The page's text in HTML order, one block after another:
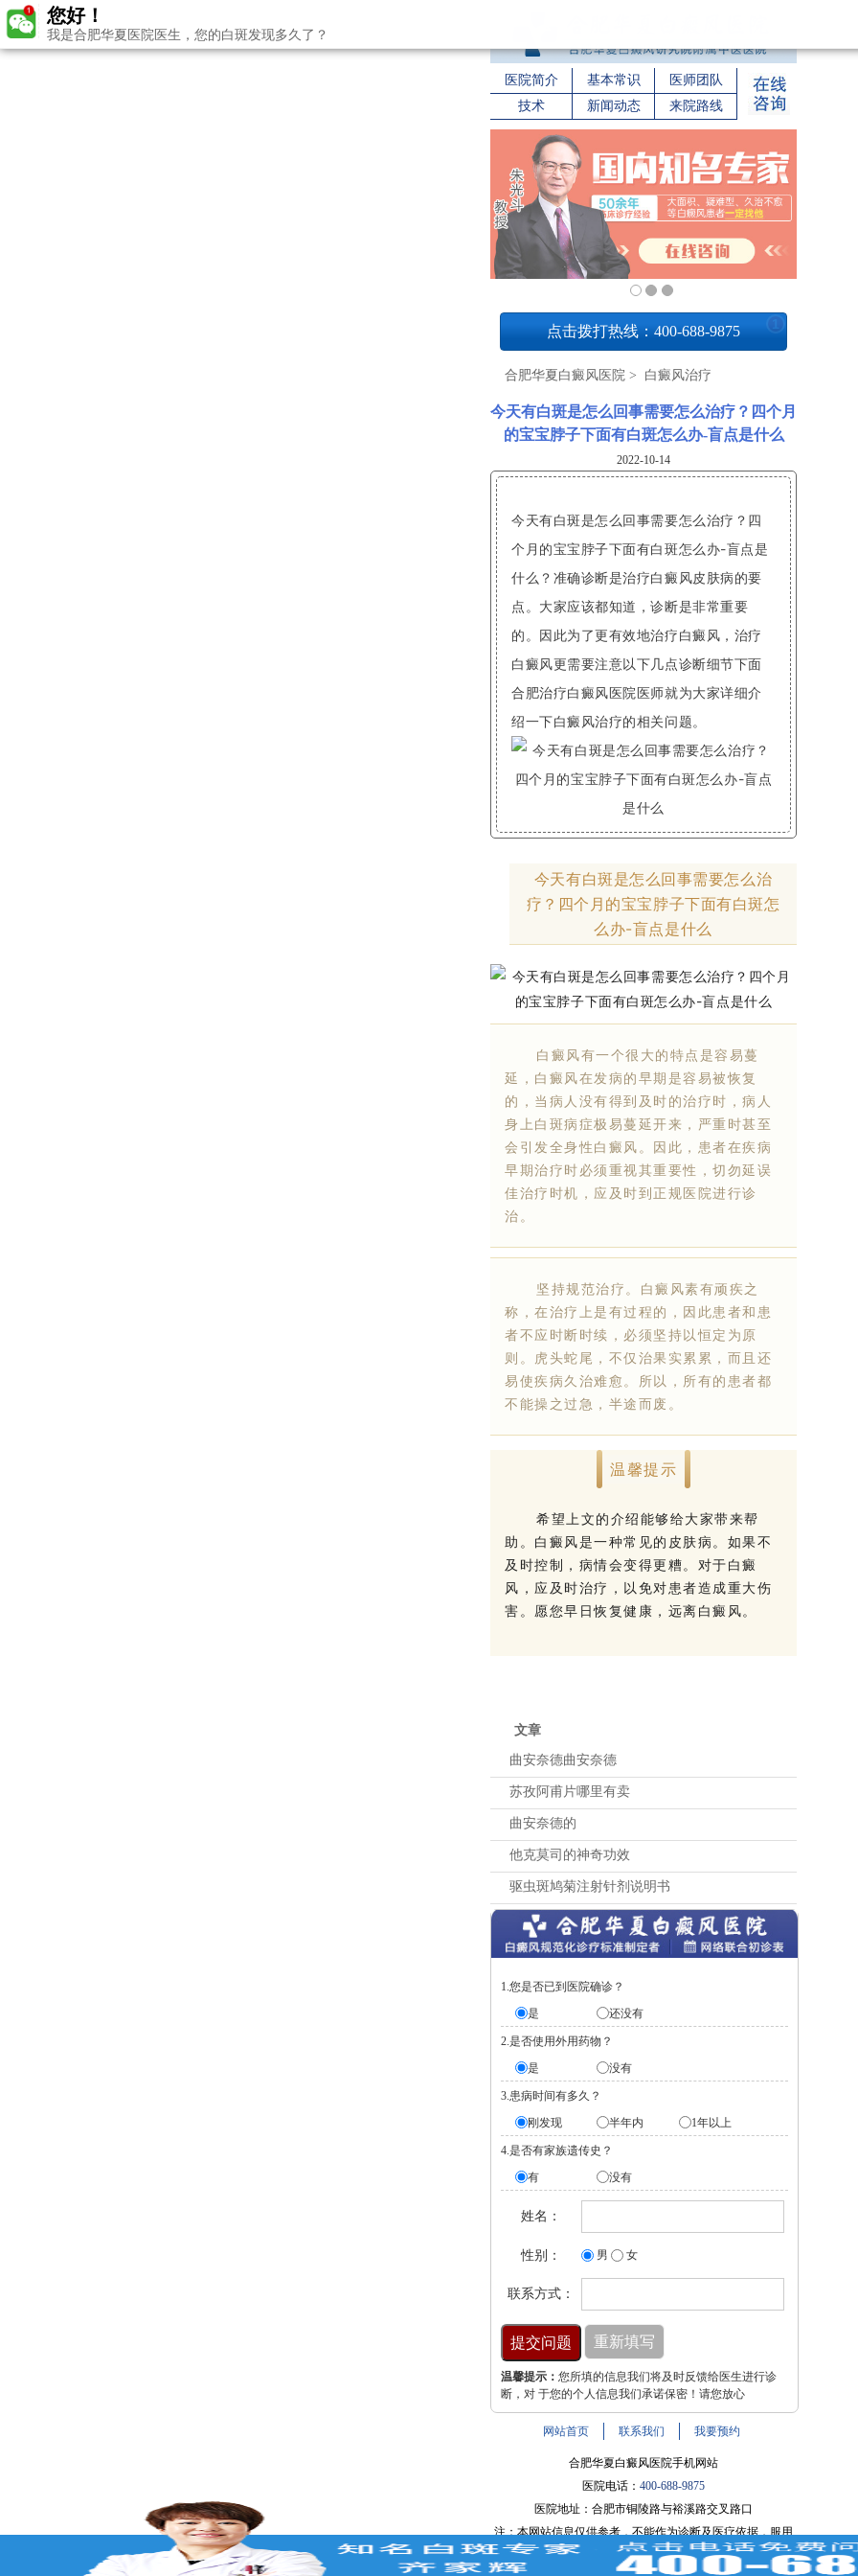
医院简介 基本常识
医师团队
技术
新闻动态 来院路线
点击拨打热线：400-688-9875
合肥华夏白癜风医院 > 白癜风治疗
今天有白斑是怎么回事需要怎么治疗？四个月
的宝宝脖子下面有白斑怎么办-盲点是什么
2022-10-14
今天有白斑是怎么回事需要怎么治疗？四
个月的宝宝脖子下面有白斑怎么办-盲点是
什么？准确诊断是治疗白癜风皮肤病的要
点。大家应该都知道，诊断是非常重要
的。因此为了更有效地治疗白癜风，治疗
白癜风更需要注意以下几点诊断细节下面
合肥治疗白癜风医院医师就为大家详细介
绍一下白癜风治疗的相关问题。
今天有白斑是怎么回事需要怎么治
疗？四个月的宝宝脖子下面有白斑怎
么办-盲点是什么
白癜风有一个很大的特点是容易蔓
延，白癜风在发病的早期是容易被恢复
的，当病人没有得到及时的治疗时，病人
身上白斑病症极易蔓延开来，严重时甚至
会引发全身性白癜风。因此，患者在疾病
早期治疗时必须重视其重要性，切勿延误
佳治疗时机，应及时到正规医院进行诊
治。
坚持规范治疗。白癜风素有顽疾之
称，在治疗上是有过程的，因此患者和患
者不应时断时续，必须坚持以恒定为原
则。虎头蛇尾，不仅治果实累累，而且还
易使疾病久治难愈。所以，所有的患者都
不能操之过急，半途而废。
温馨提示
希望上文的介绍能够给大家带来帮
助。白癜风是一种常见的皮肤病。如果不
及时控制，病情会变得更糟。对于白癜
风，应及时治疗，以免对患者造成重大伤
害。愿您早日恢复健康，远离白癜风。
文章
曲安奈德曲安奈德
苏孜阿甫片哪里有卖
曲安奈德的
他克莫司的神奇功效
驱虫斑鸠菊注射针剂说明书
1.您是否已到医院确诊？
是
还没有
2.是否使用外用药物？
是
没有
3.患病时间有多久？
刚发现
半年内 1年以上
4.是否有家族遗传史？
有
没有
姓名：
性别： 男 女
联系方式：
温馨提示： 您所填的信息我们将及时反馈给医生进行诊
断，对 于您的个人信息我们承诺保密！请您放心
网站首页 联系我们 我要预约
合肥华夏白癜风医院手机网站
医院电话： 400-688-9875
医院地址：合肥市铜陵路与裕溪路交叉路口
注：本网站信息仅供参考，不能作为诊断及医疗依据，服用
药物或进行治疗时请遵医嘱。如有转载或引用文章涉及版权
您好！
我是合肥华夏医院医生，您的白斑发现多久了？
在的，请讲！